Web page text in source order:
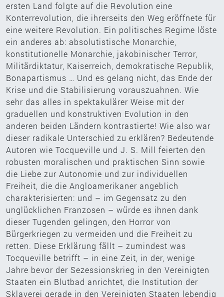
ersten Land folgte auf die Revolution eine
Konterrevolution, die ihrerseits den Weg eröffnete für
eine weitere Revolution. Ein politisches Regime löste
ein anderes ab: absolutistische Monarchie,
konstitutionelle Monarchie, jakobinischer Terror,
Militärdiktatur, Kaiserreich, demokratische Republik,
Bonapartismus … Und es gelang nicht, das Ende der
Krise und die Stabilisierung vorauszuahnen. Wie
sehr das alles in spektakulärer Weise mit der
graduellen und konstruktiven Evolution in den
anderen beiden Ländern kontrastierte! Wie also war
dieser radikale Unterschied zu erklären? Bedeutende
Autoren wie Tocqueville und J. S. Mill feierten den
robusten moralischen und praktischen Sinn sowie
die Liebe zur Autonomie und zur individuellen
Freiheit, die die Angloamerikaner angeblich
charakterisierten: und – im Gegensatz zu den
unglücklichen Franzosen – würde es ihnen dank
dieser Tugenden gelingen, den Horror von
Bürgerkriegen zu vermeiden und die Freiheit zu
retten. Diese Erklärung fällt – zumindest was
Tocqueville betrifft – in eine Zeit, in der, wenige
Jahre bevor der Sezessionskrieg in den Vereinigten
Staaten ein Blutbad anrichtet, die Institution der
Sklaverei gerade in den Vereinigten Staaten lebendig